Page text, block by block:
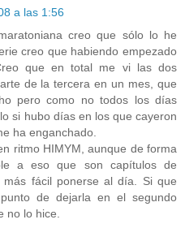
a las 1:56
creo que sólo lo he
creo que habiendo empezado
que en total me vi las dos
de la tercera en un mes, que
pero como no todos los días
si hubo días en los que cayeron
ha enganchado.
ritmo HIMYM, aunque de forma
a eso que son capítulos de
fácil ponerse al día. Si que
de dejarla en el segundo
no lo hice.